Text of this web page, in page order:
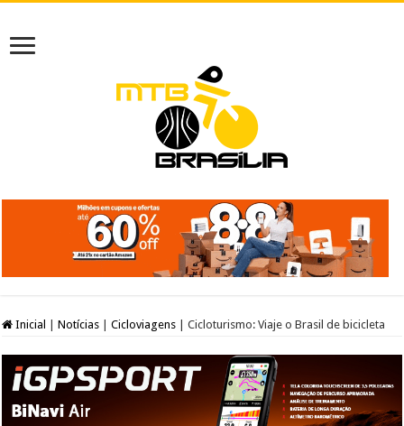
Inicial Notícias Cicloviagens Cicloturismo: Viaje o Brasil de bicicleta